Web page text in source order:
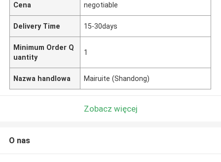
Cena negotiable
Delivery Time 15-30days
Minimum Order Q
uantity
1
Nazwa handlowa Mairuite (Shandong)
Zobacz więcej
O nas